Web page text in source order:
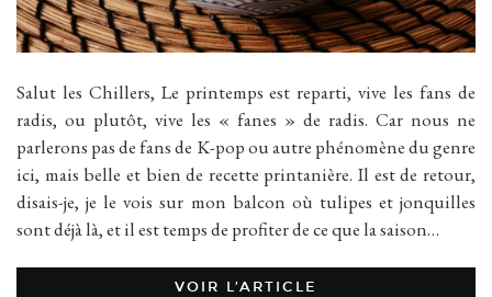
Salut les Chillers, Le printemps est reparti, vive les fans de
radis, ou plutôt, vive les « fanes » de radis. Car nous ne
parlerons pas de fans de K-pop ou autre phénomène du genre
ici, mais belle et bien de recette printanière. Il est de retour,
disais-je, je le vois sur mon balcon où tulipes et jonquilles
sont déjà là, et il est temps de profiter de ce que la saison…
VOIR L’ARTICLE